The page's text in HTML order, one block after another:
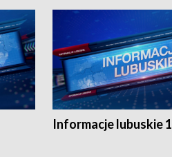
Informacje lubuskie